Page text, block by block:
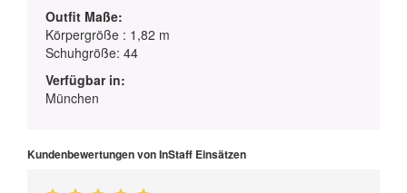
Outfit Maße:
Körpergröße : 1,82 m
Schuhgröße: 44
Verfügbar in:
München
Kundenbewertungen von InStaff Einsätzen